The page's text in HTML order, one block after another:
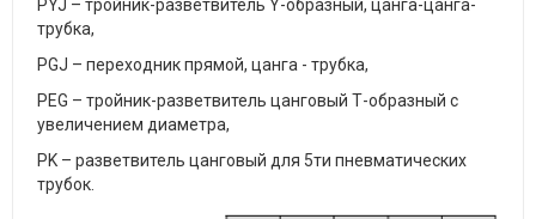
PYJ – тройник-разветвитель Y-образный, цанга-цанга-
трубка,
PGJ – переходник прямой, цанга - трубка,
PEG – тройник-разветвитель цанговый Т-образный c
увеличением диаметра,
PK – разветвитель цанговый для 5ти пневматических
трубок.